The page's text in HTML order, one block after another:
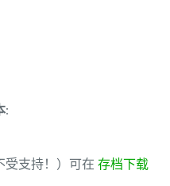
:
受支持！）可在 存档下载